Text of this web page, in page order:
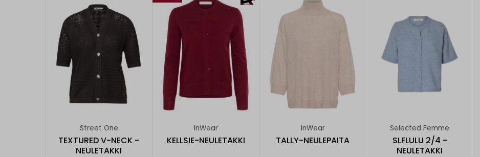
Street One
TEXTURED V-NECK -
NEULETAKKI
InWear
KELLSIE-NEULETAKKI
InWear
TALLY-NEULEPAITA
Selected Femme
SLFLULU 2/4 -
NEULETAKKI